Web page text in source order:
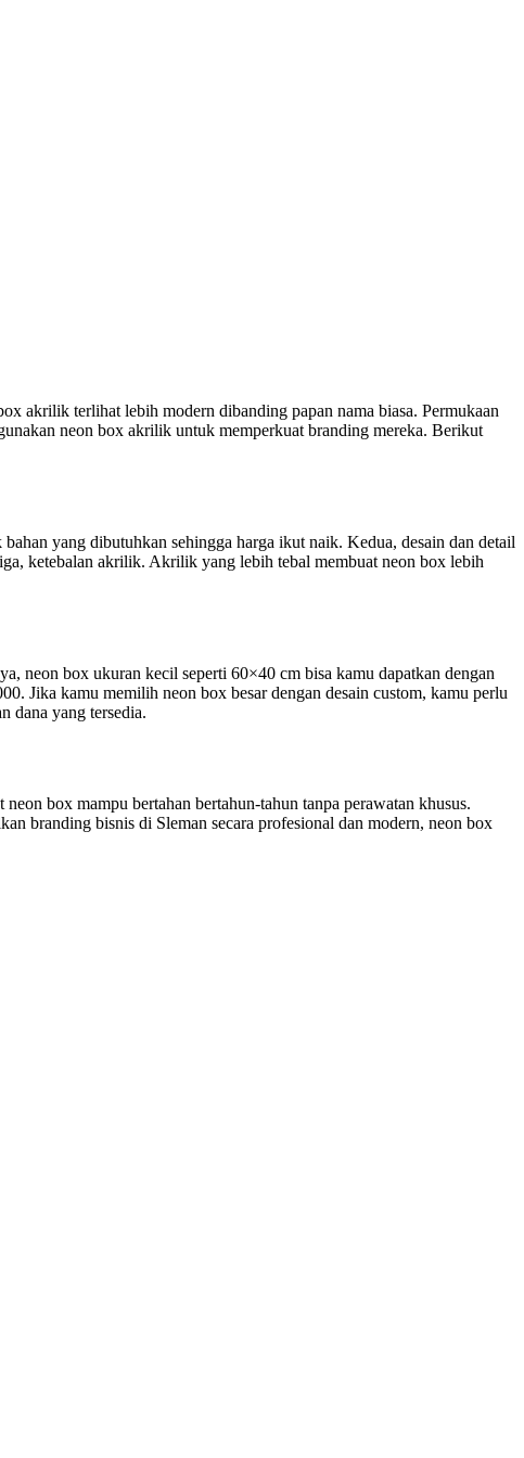
akrilik terlihat lebih modern dibanding papan nama biasa. Permukaan
neon box akrilik untuk memperkuat branding mereka. Berikut
yang dibutuhkan sehingga harga ikut naik. Kedua, desain dan detail
ketebalan akrilik. Akrilik yang lebih tebal membuat neon box lebih
neon box ukuran kecil seperti 60×40 cm bisa kamu dapatkan dengan
Jika kamu memilih neon box besar dengan desain custom, kamu perlu
dana yang tersedia.
box mampu bertahan bertahun-tahun tanpa perawatan khusus.
branding bisnis di Sleman secara profesional dan modern, neon box